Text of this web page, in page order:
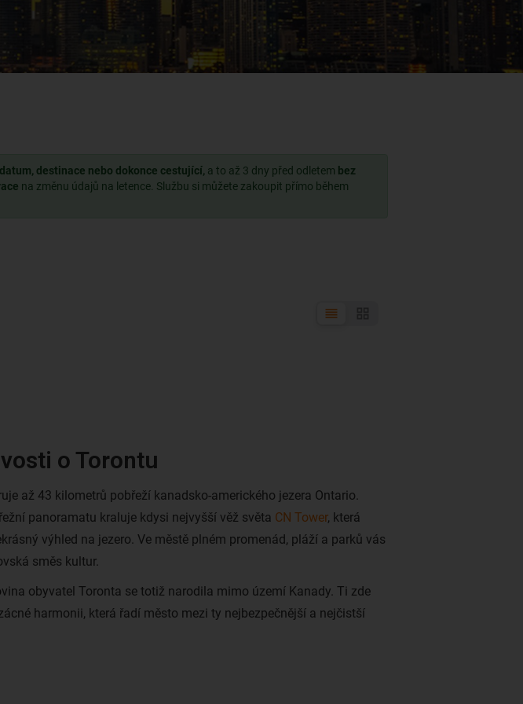
datum, destinace nebo dokonce cestující, a to až 3 dny před odletem bez
na změnu údajů na letence. Službu si můžete zakoupit přímo během
o Torontu
až 43 kilometrů pobřeží kanadsko-amerického jezera Ontario.
panoramatu kraluje kdysi nejvyšší věž světa CN Tower, která
výhled na jezero. Ve městě plném promenád, pláží a parků vás
směs kultur.
obyvatel Toronta se totiž narodila mimo území Kanady. Ti zde
harmonii, která řadí město mezi ty nejbezpečnější a nejčistší